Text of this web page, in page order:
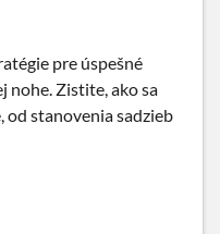
pre úspešné
nohe. Zistite, ako sa
od stanovenia sadzieb